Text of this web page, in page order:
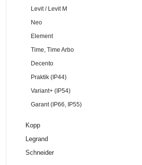
Levit / Levit M
Neo
Element
Time, Time Arbo
Decento
Praktik (IP44)
Variant+ (IP54)
Garant (IP66, IP55)
Kopp
Legrand
Schneider